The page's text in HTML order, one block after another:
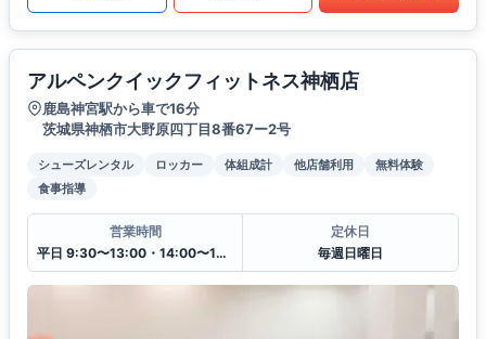
アルペンクイックフィットネス神栖店
鹿島神宮駅から車で16分
茨城県神栖市大野原四丁目8番67ー2号
シューズレンタル ロッカー 体組成計 他店舗利用
無料体験
食事指導
営業時間
平日 9:30〜13:00・14:00〜19:30
定休日
毎週日曜日